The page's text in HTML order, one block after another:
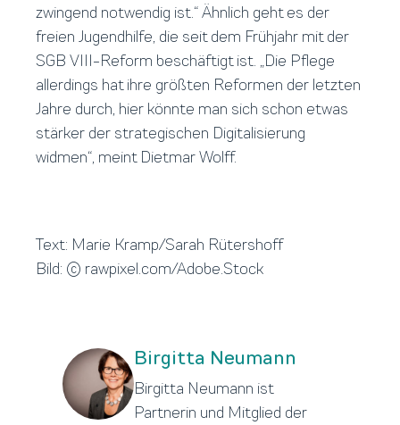
zwingend notwendig ist.“ Ähnlich geht es der
freien Jugendhilfe, die seit dem Frühjahr mit der
SGB VIII-Reform beschäftigt ist. „Die Pflege
allerdings hat ihre größten Reformen der letzten
Jahre durch, hier könnte man sich schon etwas
stärker der strategischen Digitalisierung
widmen“, meint Dietmar Wolff.
Text: Marie Kramp/Sarah Rütershoff
Bild: © rawpixel.com/Adobe.Stock
Birgitta Neumann
Birgitta Neumann ist
Partnerin und Mitglied der